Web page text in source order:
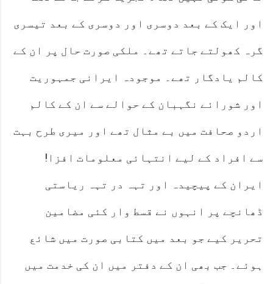
اور ایک کے بعد دوسری اور دوسری کے بعد تیسری
گرہ کھولتے جاتے تھے۔ ملکی صورت حال پر ان کے
کالم یادگار تھے۔ موجودہ ایرانی جمہوریت
اور شورائے نگہبان کے حوالے سے ان کے کالم
اردو صحافت میں بے مثال تھے اور میری طرح بہت
سے افراد کے لیے انتہائی معلومات افزا!
ایران کے پیچیدہ اور تہہ در تہہ ریاستی
ڈھانچے پر انہوں نے قسط وار کئی مضامین
تحریر کیے جو بعد میں کتابی صورت میں شائع
ہوئے۔ جب بھی ان کے دفتر میں ان کی خدمت میں